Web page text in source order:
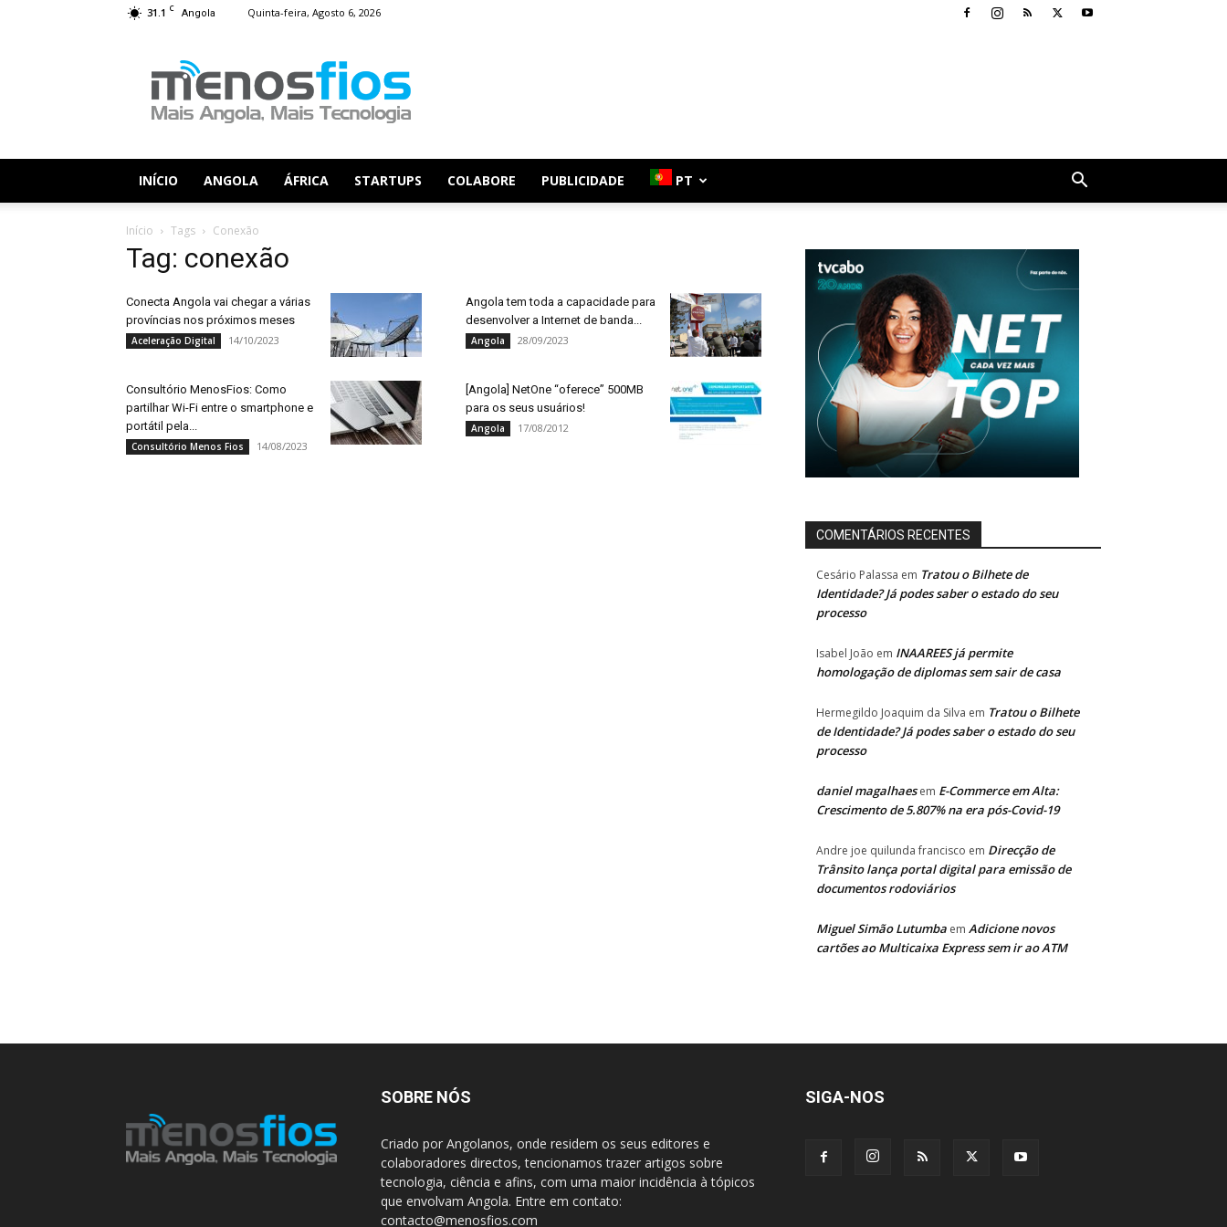
31.1 C Angola Quinta-feira, Agosto 6, 2026
Fios
INÍCIO ANGOLA ÁFRICA STARTUPS COLABORE PUBLICIDADE PT
Início Tags Conexão
Tag: conexão
Conecta Angola vai chegar a várias
províncias nos próximos meses
Aceleração Digital 14/10/2023
Angola tem toda a capacidade para
desenvolver a Internet de banda...
Angola 28/09/2023
Consultório MenosFios: Como
partilhar Wi-Fi entre o smartphone e
portátil pela...
Consultório Menos Fios 14/08/2023
[Angola] NetOne “oferece” 500MB
para os seus usuários!
Angola 17/08/2012
COMENTÁRIOS RECENTES
Cesário Palassa em Tratou o Bilhete de
Identidade? Já podes saber o estado do seu
processo
Isabel João em INAAREES já permite
homologação de diplomas sem sair de casa
Hermegildo Joaquim da Silva em Tratou o Bilhete
de Identidade? Já podes saber o estado do seu
processo
daniel magalhaesem E-Commerce em Alta:
Crescimento de 5.807% na era pós-Covid-19
Andre joe quilunda francisco em Direcção de
Trânsito lança portal digital para emissão de
documentos rodoviários
Miguel Simão Lutumba em Adicione novos
cartões ao Multicaixa Express sem ir ao ATM
SOBRE NÓS
Criado por Angolanos, onde residem os seus editores e
colaboradores directos, tencionamos trazer artigos sobre
tecnologia, ciência e afins, com uma maior incidência à tópicos
que envolvam Angola. Entre em contato:
contacto@menosfios.com
SIGA-NOS